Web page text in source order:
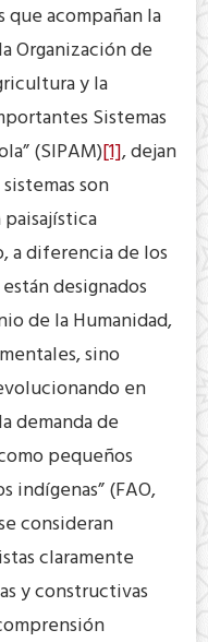
acompañan la
Organización de
y la
Sistemas
(SIPAM)[1], dejan
son
a diferencia de los
designados
de la Humanidad,
sino
en
demanda de
pequeños
indígenas” (FAO,
consideran
claramente
y constructivas